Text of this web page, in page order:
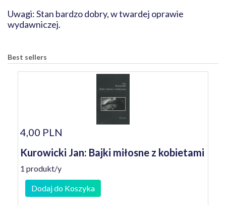
Uwagi: Stan bardzo dobry, w twardej oprawie
wydawniczej.
Best sellers
4,00 PLN
Kurowicki Jan: Bajki miłosne z kobietami
1 produkt/y
Dodaj do Koszyka